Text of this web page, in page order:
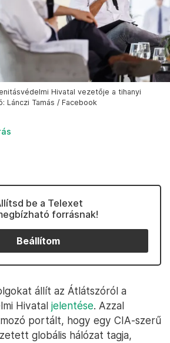
Hivatal vezetője a tihanyi
Lánczi Tamás / Facebook
be a Telexet
forrásnak!
Beállítom
állít az Átlátszóról a
Hivatal jelentése. Azzal
portált, hogy egy CIA-szerű
globális hálózat tagja,